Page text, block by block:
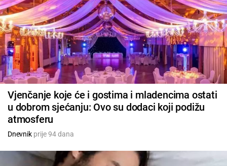
Vjenčanje koje će i gostima i mladencima ostati
u dobrom sjećanju: Ovo su dodaci koji podižu
atmosferu
Dnevnikprije 94 dana